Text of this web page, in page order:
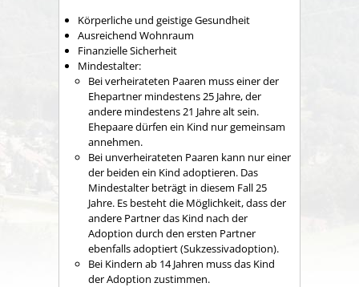
Körperliche und geistige Gesundheit
Ausreichend Wohnraum
Finanzielle Sicherheit
Mindestalter:
Bei verheirateten Paaren muss einer der
Ehepartner mindestens 25 Jahre, der
andere mindestens 21 Jahre alt sein.
Ehepaare dürfen ein Kind nur gemeinsam
annehmen.
Bei unverheirateten Paaren kann nur einer
der beiden ein Kind adoptieren. Das
Mindestalter beträgt in diesem Fall 25
Jahre. Es besteht die Möglichkeit, dass der
andere Partner das Kind nach der
Adoption durch den ersten Partner
ebenfalls adoptiert (Sukzessivadoption).
Bei Kindern ab 14 Jahren muss das Kind
der Adoption zustimmen.